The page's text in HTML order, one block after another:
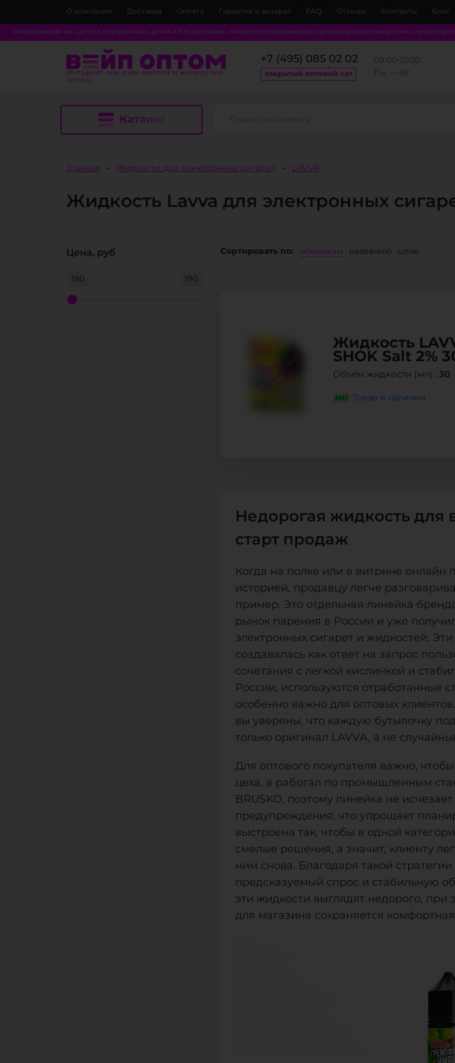
О компании Доставка Оплата Гарантия и возврат FAQ Отзывы Контакты Блог
Информация на сайте в справочных целях и без рекламы. Никотиносодержащая продукция дистанционно не
Интернет-магазин вейпов и жидкостей
оптом
+7 (495) 085 02 02
закрытый оптовый чат
Каталог
Главная Жидкости для электронных сигарет LAVVA
Жидкость Lavva для электронных
Цена, руб
190 190
Сортировать по: новинкам названию цене
Жидкость
SHOK Salt 2%
Объём жидкости (мл) : 30
Товар в наличии
Недорогая жидкость для
старт продаж
Когда на полке или в витрине онлайн
историей, продавцу легче
пример. Это отдельная линейка
рынок парения в России и уже
электронных сигарет и жидкостей.
создавалась как ответ на запрос
сочетания с легкой кислинкой и
России, используются отработанные
особенно важно для оптовых
вы уверены, что каждую бутылочку
только оригинал LAVVA, а не
Для оптового покупателя важно,
цеха, а работал по промышленным
BRUSKO, поэтому линейка не
предупреждения, что упрощает
выстроена так, чтобы в одной
смелые решения, а значит, клиенту
ним снова. Благодаря такой
предсказуемый спрос и стабильную
эти жидкости выглядят недорого,
для магазина сохраняется